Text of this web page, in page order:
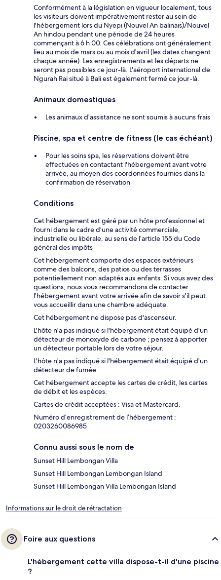
Conformément à la législation en vigueur localement, tous
les visiteurs doivent impérativement rester au sein de
l'hébergement lors du Nyepi (Nouvel An balinais)/Nouvel
An hindou pendant une période de 24 heures
commençant à 6 h 00. Ces célébrations ont généralement
lieu au mois de mars ou au mois d'avril (les dates changent
chaque année). Les enregistrements et les départs ne
seront pas possibles ce jour-là. L'aéroport international de
Ngurah Rai situé à Bali est également fermé ce jour-là.
Animaux domestiques
Les animaux d'assistance ne sont soumis à aucuns frais
Piscine, spa et centre de fitness (le cas échéant)
Pour les soins spa, les réservations doivent être
effectuées en contactant l'hébergement avant votre
arrivée, au moyen des coordonnées fournies dans la
confirmation de réservation
Conditions
Cet hébergement est géré par un hôte professionnel et
fourni dans le cadre d’une activité commerciale,
industrielle ou libérale, au sens de l’article 155 du Code
général des impôts
Cet hébergement comporte des espaces extérieurs
comme des balcons, des patios ou des terrasses
potentiellement non adaptés aux enfants. Si vous avez des
questions, nous vous recommandons de contacter
l'hébergement avant votre arrivée afin de savoir s'il peut
vous accueillir dans une chambre adéquate.
Cet hébergement ne dispose pas d'ascenseur.
L'hôte n'a pas indiqué si l'hébergement était équipé d'un
détecteur de monoxyde de carbone ; pensez à apporter
un détecteur portable lors de votre séjour.
L'hôte n'a pas indiqué si l'hébergement était équipé d'un
détecteur de fumée.
Cet hébergement accepte les cartes de crédit, les cartes
de débit et les espèces.
Cartes de crédit acceptées : Visa et Mastercard.
Numéro d’enregistrement de l’hébergement :
0203260086985
Connu aussi sous le nom de
Sunset Hill Lembongan Villa
Sunset Hill Lembongan Lembongan Island
Sunset Hill Lembongan Villa Lembongan Island
Informations sur le droit de rétractation
Foire aux questions
L'hébergement cette villa dispose-t-il d'une piscine
?